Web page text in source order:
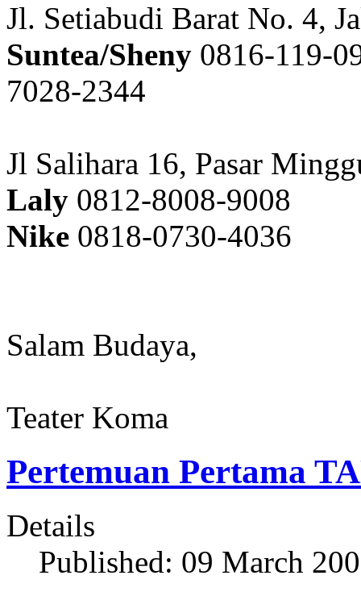
Jl. Setiabudi Barat No. 4,
Suntea/Sheny 0816-119-
7028-2344
Jl Salihara 16, Pasar
Laly 0812-8008-9008
Nike 0818-0730-4036
Salam Budaya,
Teater Koma
Pertemuan Pertama
Details
Published: 09 March